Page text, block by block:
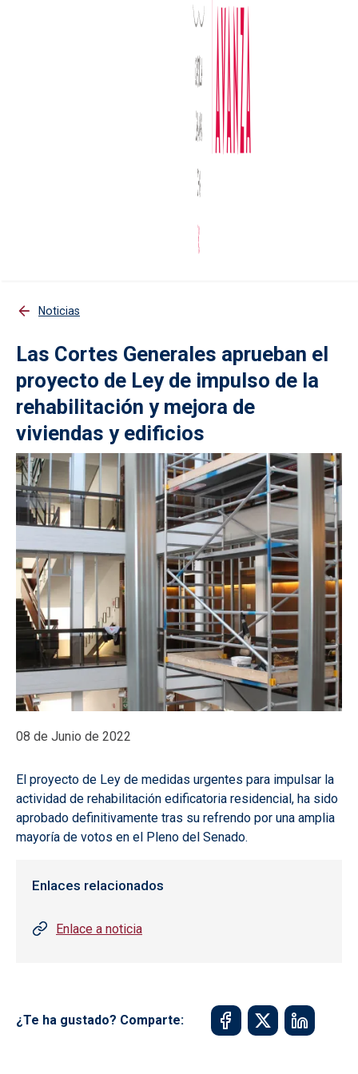
Noticias
Las Cortes Generales aprueban el
proyecto de Ley de impulso de la
rehabilitación y mejora de
viviendas y edificios
08 de Junio de 2022
El proyecto de Ley de medidas urgentes para impulsar la
actividad de rehabilitación edificatoria residencial, ha sido
aprobado definitivamente tras su refrendo por una amplia
mayoría de votos en el Pleno del Senado.
Enlaces relacionados
Enlace a noticia
¿Te ha gustado? Comparte: